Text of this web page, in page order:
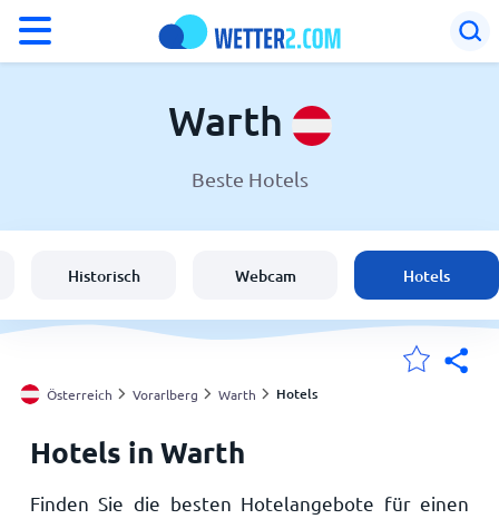
Schweiz
Deutschland
Meine Standorte
Warth
Beste Hotels
Historisch Webcam Hotels
Österreich Vorarlberg Warth Hotels
Hotels in Warth
Finden Sie die besten Hotelangebote für einen